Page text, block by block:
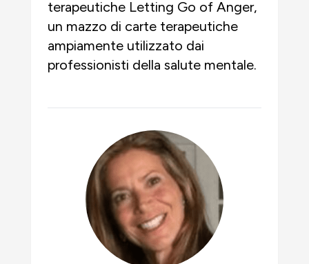
terapeutiche Letting Go of Anger,
un mazzo di carte terapeutiche
ampiamente utilizzato dai
professionisti della salute mentale.